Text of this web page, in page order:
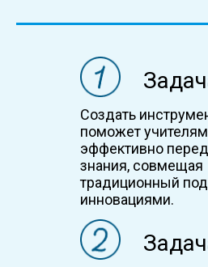
Создать
поможет учителям
эффективно
знания, совмещая
традиционный
инновациями.